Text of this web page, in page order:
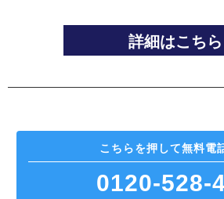
詳細はこちら
こちらを押して無料電
0120-528-